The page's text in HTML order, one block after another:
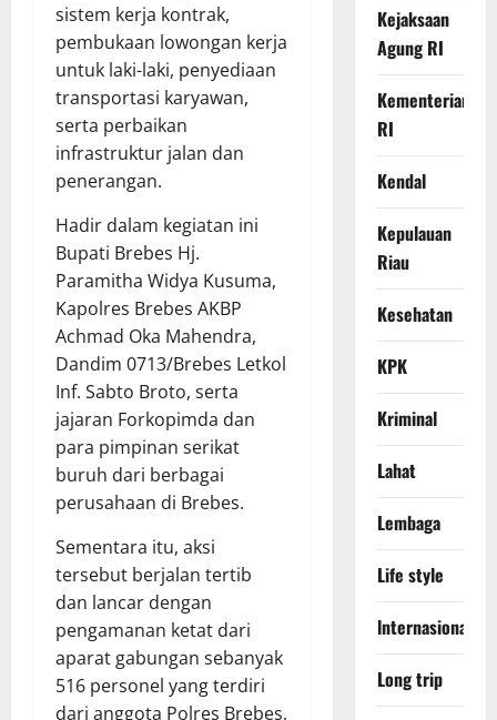
sistem kerja kontrak,
pembukaan lowongan kerja
untuk laki-laki, penyediaan
transportasi karyawan,
serta perbaikan
infrastruktur jalan dan
penerangan.
Hadir dalam kegiatan ini
Bupati Brebes Hj.
Paramitha Widya Kusuma,
Kapolres Brebes AKBP
Achmad Oka Mahendra,
Dandim 0713/Brebes Letkol
Inf. Sabto Broto, serta
jajaran Forkopimda dan
para pimpinan serikat
buruh dari berbagai
perusahaan di Brebes.
Sementara itu, aksi
tersebut berjalan tertib
dan lancar dengan
pengamanan ketat dari
aparat gabungan sebanyak
516 personel yang terdiri
dari anggota Polres Brebes,
Kejaksaan
Agung RI
Kementerian
RI
Kendal
Kepulauan
Riau
Kesehatan
KPK
Kriminal
Lahat
Lembaga
Life style
lnternasional
Long trip